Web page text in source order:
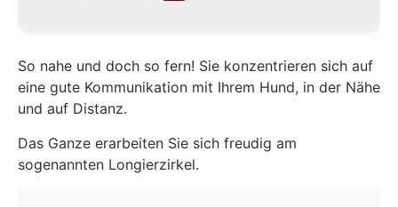
So nahe und doch so fern! Sie konzentrieren sich auf
eine gute Kommunikation mit Ihrem Hund, in der Nähe
und auf Distanz.
Das Ganze erarbeiten Sie sich freudig am
sogenannten Longierzirkel.